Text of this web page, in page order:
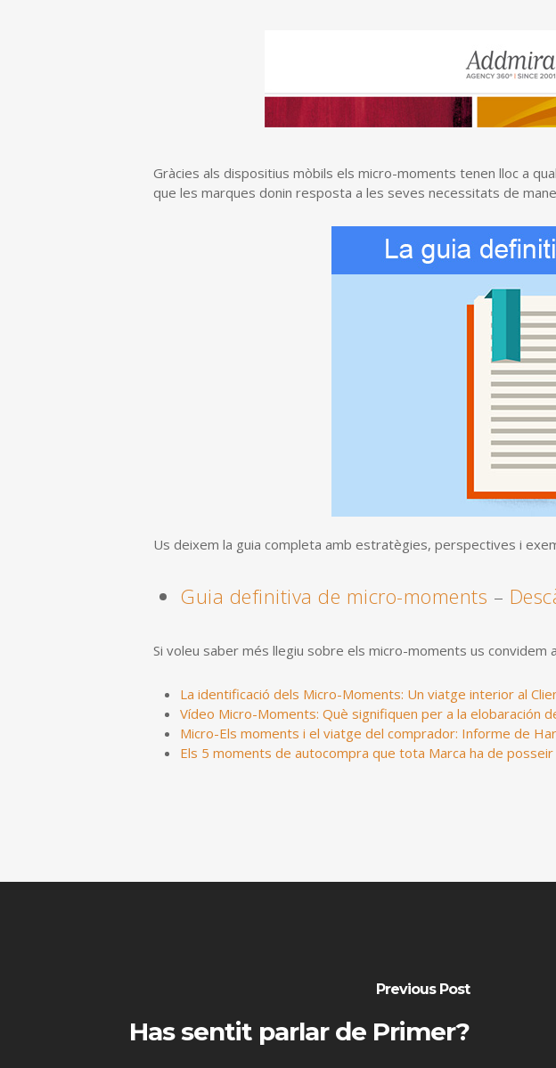
Gràcies als dispositius mòbils els micro-moments tenen lloc a
que les marques donin resposta a les seves necessitats de
Us deixem la guia completa amb estratègies, perspectives i
Guia definitiva de micro-moments –
Si voleu saber més llegiu sobre els micro-moments us
La identificació dels Micro-Moments: Un viatge interior al
Vídeo Micro-Moments: Què signifiquen per a la elobaración
Micro-Els moments i el viatge del comprador: Informe de
Els 5 moments de autocompra que tota Marca ha de posseir
Previous Post
Has sentit parlar de Primer?